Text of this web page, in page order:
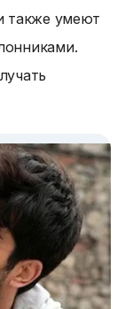
также умеют